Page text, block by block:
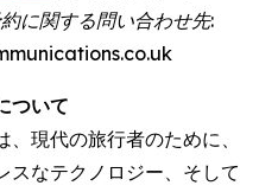
に関する問い合わせ先:
ついて
現代の旅行者のために、
スなテクノロジー、そして